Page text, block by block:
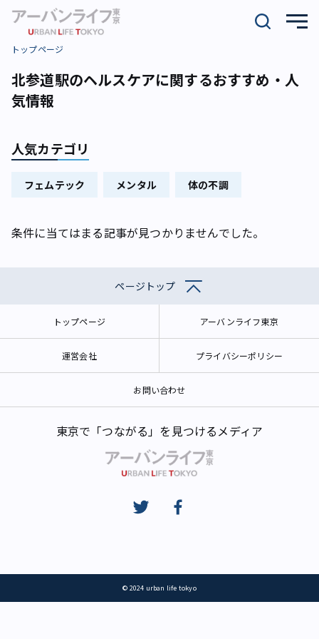
トップページ
北参道駅のヘルスケアに関するおすすめ・人
気情報
人気カテゴリ
フェムテック メンタル 体の不調
条件に当てはまる記事が見つかりませんでした。
ページトップ
トップページ アーバンライフ東京
運営会社 プライバシーポリシー
お問い合わせ
東京で「つながる」を見つけるメディア
© 2024 urban life tokyo